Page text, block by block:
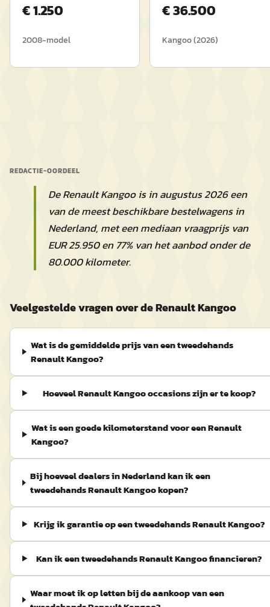
€1.250
2008-model
€36.500
Kangoo(2026)
REDACTIE-OORDEEL
De Renault Kangoo is in augustus 2026 een
van de meest beschikbare bestelwagens in
Nederland, met een mediaan vraagprijs van
EUR 25.950 en 77% van het aanbod onder de
80.000 kilometer.
Veelgestelde vragen over de Renault Kangoo
Wat is de gemiddelde prijs van een tweedehands
Renault Kangoo?
Hoeveel Renault Kangoo occasions zijn er te koop?
Wat is een goede kilometerstand voor een Renault
Kangoo?
Bij hoeveel dealers in Nederland kan ik een
tweedehands Renault Kangoo kopen?
Krijg ik garantie op een tweedehands Renault Kangoo?
Kan ik een tweedehands Renault Kangoo financieren?
Waar moet ik op letten bij de aankoop van een